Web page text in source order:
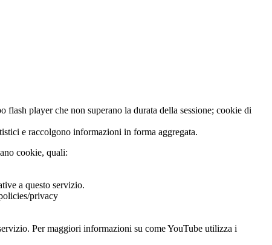
player che non superano la durata della sessione; cookie di
e raccolgono informazioni in forma aggregata.
cookie, quali:
a questo servizio.
privacy
Per maggiori informazioni su come YouTube utilizza i